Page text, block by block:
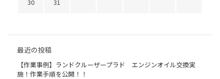
30
31
最近の投稿
【作業事例】ランドクルーザープラド エンジンオイル交換実
施！作業手順を公開！！